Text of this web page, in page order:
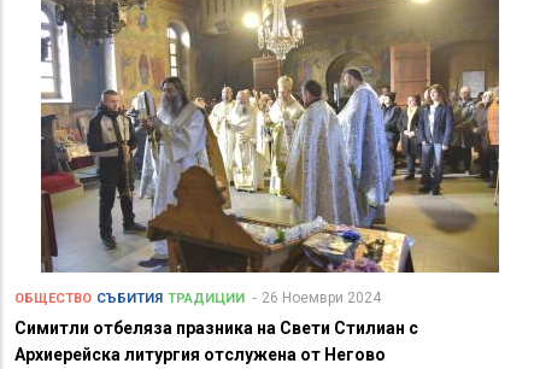
ОБЩЕСТВО СЪБИТИЯ ТРАДИЦИИ 26 Ноември 2024
Симитли отбеляза празника на Свети Стилиан с
Архиерейска литургия отслужена от Негово